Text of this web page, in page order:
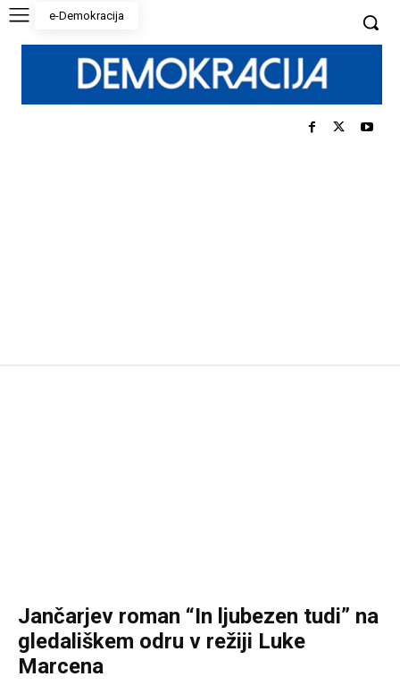
e-Demokracija
Jančarjev roman “In ljubezen tudi” na
gledališkem odru v režiji Luke
Marcena